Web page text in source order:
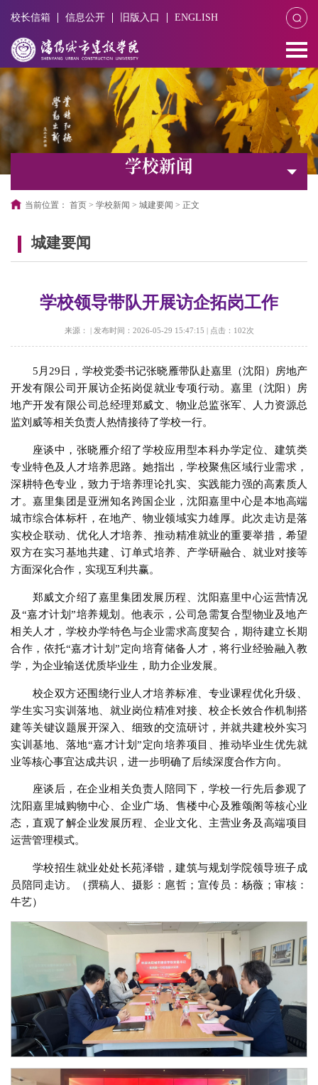
校长信箱 信息公开 旧版入口 ENGLISH
学校新闻
城建要闻
当前位置： 首页> 学校新闻 > 城建要闻 > 正文
学校领导带队开展访企拓岗工作
来源： | 发布时间：2026-05-29 15:47:15 | 点击： 102次
5月29日，学校党委书记张晓雁带队赴嘉里（沈阳）房地产
开发有限公司开展访企拓岗促就业专项行动。嘉里（沈阳）房
地产开发有限公司总经理郑威文、物业总监张军、人力资源总
监刘威等相关负责人热情接待了学校一行。
座谈中，张晓雁介绍了学校应用型本科办学定位、建筑类
专业特色及人才培养思路。她指出，学校聚焦区域行业需求，
深耕特色专业，致力于培养理论扎实、实践能力强的高素质人
才。嘉里集团是亚洲知名跨国企业，沈阳嘉里中心是本地高端
城市综合体标杆，在地产、物业领域实力雄厚。此次走访是落
实校企联动、优化人才培养、推动精准就业的重要举措，希望
双方在实习基地共建、订单式培养、产学研融合、就业对接等
方面深化合作，实现互利共赢。
郑威文介绍了嘉里集团发展历程、沈阳嘉里中心运营情况
及“嘉才计划”培养规划。他表示，公司急需复合型物业及地产
相关人才，学校办学特色与企业需求高度契合，期待建立长期
合作，依托“嘉才计划”定向培育储备人才，将行业经验融入教
学，为企业输送优质毕业生，助力企业发展。
校企双方还围绕行业人才培养标准、专业课程优化升级、
学生实习实训落地、就业岗位精准对接、校企长效合作机制搭
建等关键议题展开深入、细致的交流研讨，并就共建校外实习
实训基地、落地“嘉才计划”定向培养项目、推动毕业生优先就
业等核心事宜达成共识，进一步明确了后续深度合作方向。
座谈后，在企业相关负责人陪同下，学校一行先后参观了
沈阳嘉里城购物中心、企业广场、售楼中心及雅颂阁等核心业
态，直观了解企业发展历程、企业文化、主营业务及高端项目
运营管理模式。
学校招生就业处处长苑泽锴，建筑与规划学院领导班子成
员陪同走访。（撰稿人、摄影：扈哲；宣传员：杨薇；审核：
牛艺）